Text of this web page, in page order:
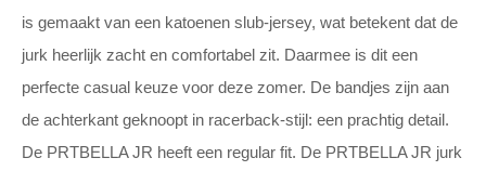
is gemaakt van een katoenen slub-jersey, wat betekent dat de
jurk heerlijk zacht en comfortabel zit. Daarmee is dit een
perfecte casual keuze voor deze zomer. De bandjes zijn aan
de achterkant geknoopt in racerback-stijl: een prachtig detail.
De PRTBELLA JR heeft een regular fit. De PRTBELLA JR jurk